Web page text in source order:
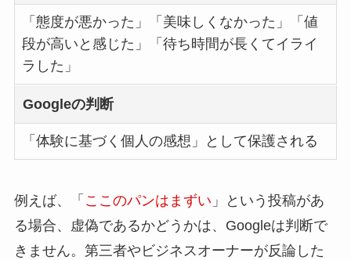
「態度が悪かった」「美味しくなかった」「値
段が高いと感じた」「待ち時間が長くてイライ
ラした」
Googleの判断
「体験に基づく個人の感想」として保護される
例えば、「 ここのパンはまずい 」という投稿があ
る場合、虚偽であるかどうかは、Googleは判断で
きません。第三者やビジネスオーナーが反論した